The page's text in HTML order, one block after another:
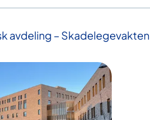
avdeling – Skadelegevakten